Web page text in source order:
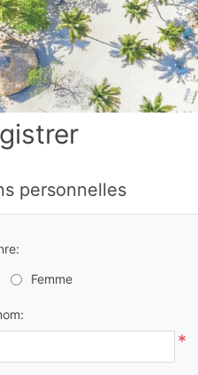
personnelles
Femme
*